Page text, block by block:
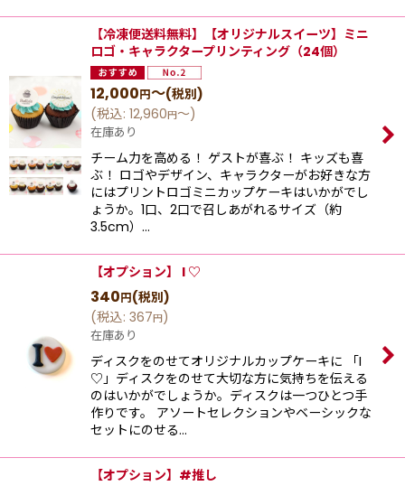
【冷凍便送料無料】【オリジナルスイーツ】ミニ
ロゴ・キャラクタープリンティング（24個）
12,000円～(税別)
(税込: 12,960円～)
在庫あり
チーム力を高める！ ゲストが喜ぶ！ キッズも喜
ぶ！ ロゴやデザイン、キャラクターがお好きな方
にはプリントロゴミニカップケーキはいかがでし
ょうか。1口、2口で召しあがれるサイズ（約
3.5cm）…
【オプション】 I ♡
340円(税別)
(税込: 367円)
在庫あり
ディスクをのせてオリジナルカップケーキに 「I
♡」ディスクをのせて大切な方に気持ちを伝える
のはいかがでしょうか。ディスクは一つひとつ手
作りです。 アソートセレクションやベーシックな
セットにのせる…
【オプション】#推し